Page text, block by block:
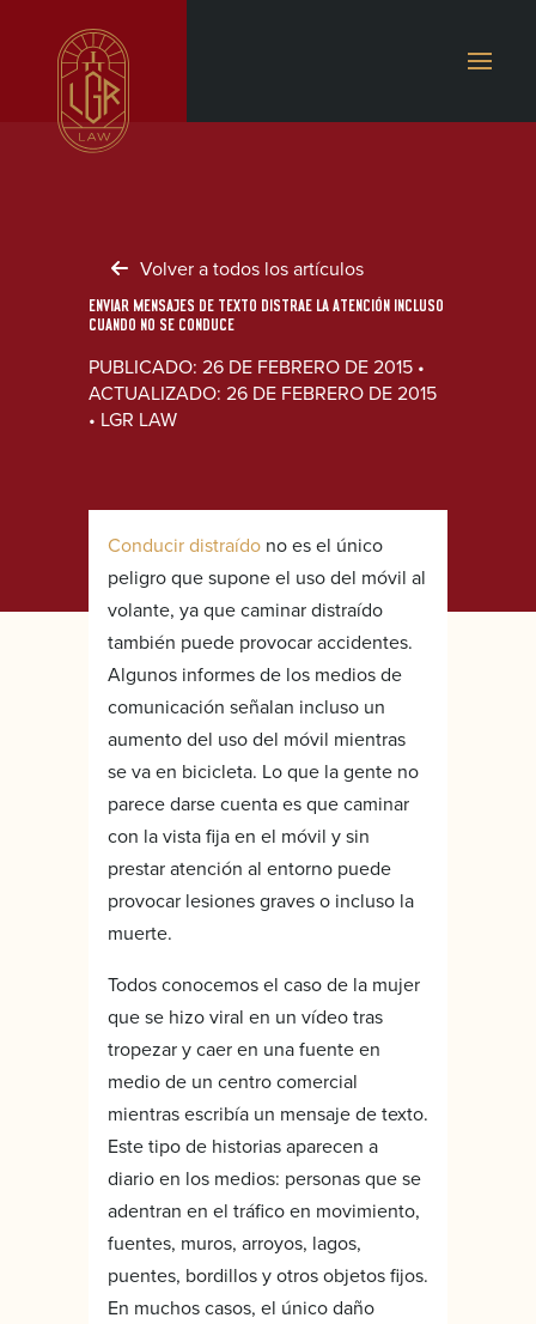
Volver a todos los artículos
ENVIAR MENSAJES DE TEXTO DISTRAE LA ATENCIÓN INCLUSO
CUANDO NO SE CONDUCE
PUBLICADO: 26 DE FEBRERO DE 2015 •
ACTUALIZADO: 26 DE FEBRERO DE 2015
• LGR LAW
Conducir distraído no es el único
peligro que supone el uso del móvil al
volante, ya que caminar distraído
también puede provocar accidentes.
Algunos informes de los medios de
comunicación señalan incluso un
aumento del uso del móvil mientras
se va en bicicleta. Lo que la gente no
parece darse cuenta es que caminar
con la vista fija en el móvil y sin
prestar atención al entorno puede
provocar lesiones graves o incluso la
muerte.
Todos conocemos el caso de la mujer
que se hizo viral en un vídeo tras
tropezar y caer en una fuente en
medio de un centro comercial
mientras escribía un mensaje de texto.
Este tipo de historias aparecen a
diario en los medios: personas que se
adentran en el tráfico en movimiento,
fuentes, muros, arroyos, lagos,
puentes, bordillos y otros objetos fijos.
En muchos casos, el único daño